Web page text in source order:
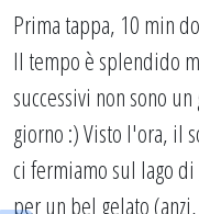
Prima tappa, 10 min
Il tempo è splendido
successivi non sono
giorno :) Visto l'ora, il
ci fermiamo sul lago
per un bel gelato